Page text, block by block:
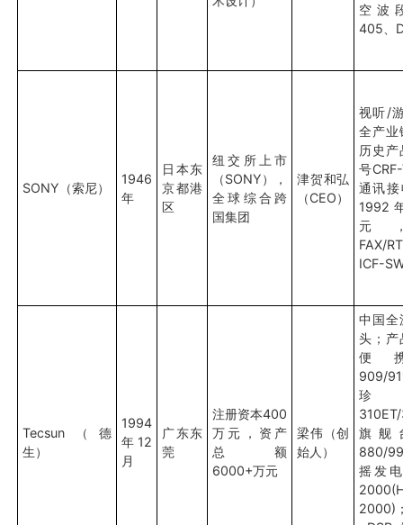
空波
405、
SONY（索尼）
1946
年
日本东
京都港
区
纽交所上市
（SONY），
全球综合跨
国集团
津贺和弘
（CEO）
视听/
全产业
历史
号
通讯
1992
元
FAX/
ICF-
Tecsun（德
生）
1994
年12
月
广东东
莞
注册资本400
万元，资产
总额
6000+万元
梁伟（创
始人）
中国全
头；产
便
909/
珍
旗舰
880/
摇发